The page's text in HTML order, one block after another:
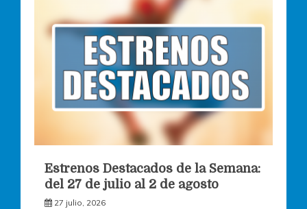
Estrenos Destacados de la Semana:
del 27 de julio al 2 de agosto
27 julio, 2026